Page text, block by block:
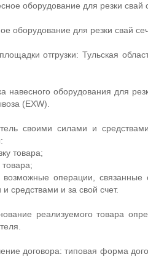
оборудование для резки
оборудование для резки свай
отгрузки: Тульская
навесного оборудования для
(EXW).
своими силами и
товара;
операции, связанные
средствами и за свой счет.
реализуемого товара
договора: типовая форма